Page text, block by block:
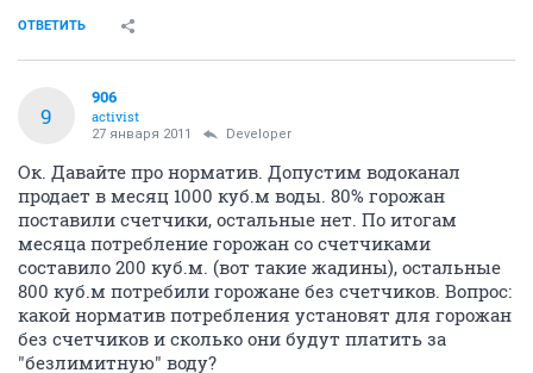
ОТВЕТИТЬ
9
906
activist
27 января 2011 Developer
Ок. Давайте про норматив. Допустим водоканал
продает в месяц 1000 куб.м воды. 80% горожан
поставили счетчики, остальные нет. По итогам
месяца потребление горожан со счетчиками
составило 200 куб.м. (вот такие жадины), остальные
800 куб.м потребили горожане без счетчиков. Вопрос:
какой норматив потребления установят для горожан
без счетчиков и сколько они будут платить за
"безлимитную" воду?